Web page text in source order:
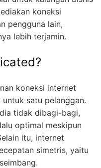
koneksi
pengguna lain,
lebih terjamin.
koneksi internet
satu pelanggan.
tidak dibagi-bagi,
optimal meskipun
itu, internet
simetris, yaitu